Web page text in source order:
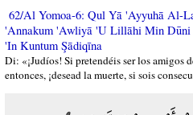
62/Al Yomoa-6: Qul Yā 'Ayyuhā Al-
'Annakum 'Awliyā 'U Lillāhi Min
'In Kuntum Şādiqīna
Di: «¡Judíos! Si pretendéis ser los amigos
entonces, ¡desead la muerte, si sois